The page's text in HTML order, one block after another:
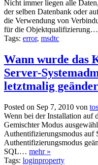
Nicht immer liegen alle
der selben Datenbank oder
die Verwendung von
für die Objektqualifizierung…
Tags: error, msdtc
Wann wurde das
Server-
letztmalig
Posted on Sep 7, 2010 von
Wenn bei der Installation auf
Gemischter Modus
Authentifizierungsmodus auf
Authentifizierungsmodus
SQL… mehr »
Tags: loginproperty